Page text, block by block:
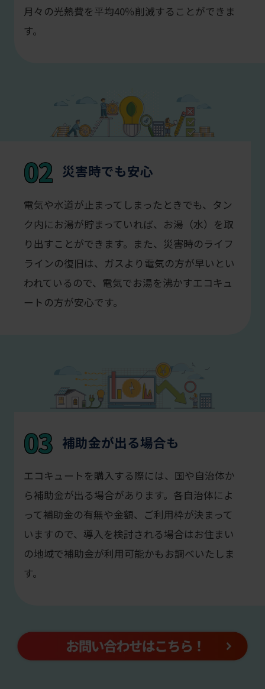
月々の光熱費を平均40％削減することができま
す。
02 災害時でも安心
電気や水道が止まってしまったときでも、タン
ク内にお湯が貯まっていれば、お湯（水）を取
り出すことができます。また、災害時のライフ
ラインの復旧は、ガスより電気の方が早いとい
われているので、電気でお湯を沸かすエコキュ
ートの方が安心です。
03 補助金が出る場合も
エコキュートを購入する際には、国や自治体か
ら補助金が出る場合があります。各自治体によ
って補助金の有無や金額、ご利用枠が決まって
いますので、導入を検討される場合はお住まい
の地域で補助金が利用可能かもお調べいたしま
す。